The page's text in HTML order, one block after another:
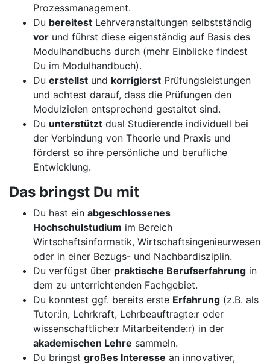
Prozessmanagement.
Du bereitest Lehrveranstaltungen selbstständig
vor und führst diese eigenständig auf Basis des
Modulhandbuchs durch (mehr Einblicke findest
Du im Modulhandbuch).
Du erstellst und korrigierst Prüfungsleistungen
und achtest darauf, dass die Prüfungen den
Modulzielen entsprechend gestaltet sind.
Du unterstützt dual Studierende individuell bei
der Verbindung von Theorie und Praxis und
förderst so ihre persönliche und berufliche
Entwicklung.
Das bringst Du mit
Du hast ein abgeschlossenes
Hochschulstudium im Bereich
Wirtschaftsinformatik, Wirtschaftsingenieurwesen
oder in einer Bezugs- und Nachbardisziplin.
Du verfügst über praktische Berufserfahrung in
dem zu unterrichtenden Fachgebiet.
Du konntest ggf. bereits erste Erfahrung (z.B. als
Tutor:in, Lehrkraft, Lehrbeauftragte:r oder
wissenschaftliche:r Mitarbeitende:r) in der
akademischen Lehre sammeln.
Du bringst großes Interesse an innovativer,